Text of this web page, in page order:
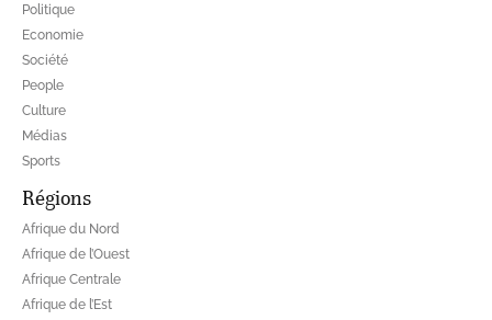
Politique
Economie
Société
People
Culture
Médias
Sports
Régions
Afrique du Nord
Afrique de l’Ouest
Afrique Centrale
Afrique de l’Est